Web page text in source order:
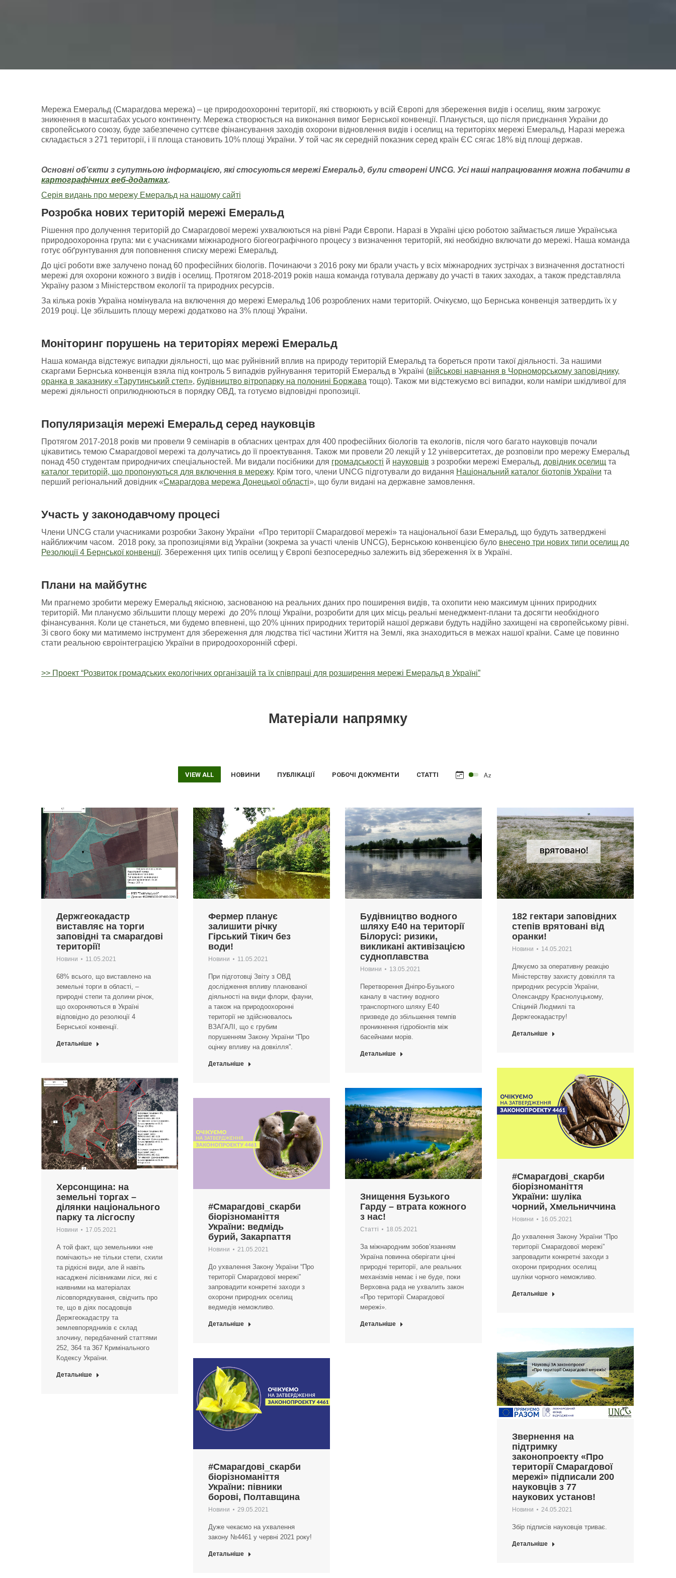
Мережа Емеральд (Смарагдова мережа) – це природоохоронні території, які створюють у всій Європі для збереження видів і оселищ, яким загрожує
зникнення в масштабах усього континенту. Мережа створюється на виконання вимог Бернської конвенції. Планується, що після приєднання України до
європейського союзу, буде забезпечено суттєве фінансування заходів охорони відновлення видів і оселищ на територіях мережі Емеральд. Наразі мережа
складається з 271 території, і її площа становить 10% площі України. У той час як середній показник серед країн ЄС сягає 18% від площі держав.
Основні об’єкти з супутньою інформацією, які стосуються мережі Емеральд, були створені UNCG. Усі наші напрацювання можна побачити в
картографічних веб-додатках.
Серія видань про мережу Емеральд на нашому сайті
Розробка нових територій мережі Емеральд
Рішення про долучення територій до Смарагдової мережі ухвалюються на рівні Ради Європи. Наразі в Україні цією роботою займається лише Українська
природоохоронна група: ми є учасниками міжнародного біогеографічного процесу з визначення територій, які необхідно включати до мережі. Наша команда
готує обґрунтування для поповнення списку мережі Емеральд.
До цієї роботи вже залучено понад 60 професійних біологів. Починаючи з 2016 року ми брали участь у всіх міжнародних зустрічах з визначення достатності
мережі для охорони кожного з видів і оселищ. Протягом 2018-2019 років наша команда готувала державу до участі в таких заходах, а також представляла
Україну разом з Міністерством екології та природних ресурсів.
За кілька років Україна номінувала на включення до мережі Емеральд 106 розроблених нами територій. Очікуємо, що Бернська конвенція затвердить їх у
2019 році. Це збільшить площу мережі додатково на 3% площі України.
Моніторинг порушень натериторіях мережі Емеральд
Наша команда відстежує випадки діяльності, що має руйнівний вплив на природу територій Емеральд та бореться проти такої діяльності. За нашими
скаргами Бернська конвенція взяла під контроль 5 випадків руйнування територій Емеральд в Україні (військові навчання в Чорноморському заповіднику,
оранка в заказнику «Тарутинський степ», будівництво вітропарку на полонині Боржава тощо). Також ми відстежуємо всі випадки, коли наміри шкідливої для
мережі діяльності оприлюднюються в порядку ОВД, та готуємо відповідні пропозиції.
Популяризація мережі Емеральд серед науковців
Протягом 2017-2018 років ми провели 9 семінарів в обласних центрах для 400 професійних біологів та екологів, після чого багато науковців почали
цікавитись темою Смарагдової мережі та долучатись до її проектування. Також ми провели 20 лекцій у 12 університетах, де розповіли про мережу Емеральд
понад 450 студентам природничих спеціальностей. Ми видали посібники для громадськості й науковців з розробки мережі Емеральд, довідник оселищ та
каталог територій, що пропонуються для включення в мережу. Крім того, члени UNCG підготували до видання Національний каталог біотопів України та
перший регіональний довідник «Смарагдова мережа Донецької області», що були видані на державне замовлення.
Участь у законодавчому процесі
Члени UNCG стали учасниками розробки Закону України «Про території Смарагдової мережі» та національної бази Емеральд, що будуть затверджені
найближчим часом. 2018 року, за пропозиціями від України (зокрема за участі членів UNCG), Бернською конвенцією було внесено три нових типи оселищ до
Резолюції 4 Бернської конвенції. Збереження цих типів оселищ у Європі безпосередньо залежить від збереження їх в Україні.
Плани на майбутнє
Ми прагнемо зробити мережу Емеральд якісною, заснованою на реальних даних про поширення видів, та охопити нею максимум цінних природних
територій. Ми плануємо збільшити площу мережі до 20% площі України, розробити для цих місць реальні менеджмент-плани та досягти необхідного
фінансування. Коли це станеться, ми будемо впевнені, що 20% цінних природних територій нашої держави будуть надійно захищені на європейському рівні.
Зі свого боку ми матимемо інструмент для збереження для людства тієї частини Життя на Землі, яка знаходиться в межах нашої країни. Саме це повинно
стати реальною євроінтеграцією України в природоохоронній сфері.
>> Проект “Розвиток громадських екологічних організацій та їх співпраці для розширення мережі Емеральд в Україні”
Матеріали напрямку
VIEW ALL НОВИНИ ПУБЛІКАЦІЇ РОБОЧІ ДОКУМЕНТИ СТАТТІ
Держгеокадастр
виставляє на торги
заповідні та смарагдові
території!
Новини 11.05.2021
68% всього, що виставлено на
земельні торги в області, –
природні степи та долини річок,
що охороняються в Україні
відповідно до резолюції 4
Бернської конвенції.
Детальніше
Фермер планує
залишити річку
Гірський Тікич без
води!
Новини 11.05.2021
При підготовці Звіту з ОВД
дослідження впливу планованої
діяльності на види флори, фауни,
а також на природоохоронні
території не здійснювалось
ВЗАГАЛІ, що є грубим
порушенням Закону України “Про
оцінку впливу на довкілля”.
Детальніше
Будівництво водного
шляху Е40 на території
Білорусі: ризики,
викликані активізацією
судноплавства
Новини 13.05.2021
Перетворення Дніпро-Бузького
каналу в частину водного
транспортного шляху Е40
призведе до збільшення темпів
проникнення гідробіонтів між
басейнами морів.
Детальніше
182 гектари заповідних
степів врятовані від
оранки!
Новини 14.05.2021
Дякуємо за оперативну реакцію
Міністерству захисту довкілля та
природних ресурсів України,
Олександру Краснолуцькому,
Спіциній Людмилі та
Держгеокадастру!
Детальніше
#Смарагдові_скарби
біорізноманіття
України: шуліка
чорний, Хмельниччина
Новини 16.05.2021
До ухвалення Закону України “Про
території Смарагдової мережі”
запровадити конкретні заходи з
охорони природних оселищ
шуліки чорного неможливо.
Детальніше
Херсонщина: на
земельні торгах –
ділянки національного
парку та лісгоспу
Новини 17.05.2021
А той факт, що земельники «не
помічають» не тільки степи, схили
та рідкісні види, але й навіть
насаджені лісівниками ліси, які є
наявними на матеріалах
лісовпорядкування, свідчить про
те, що в діях посадовців
Держгеокадастру та
землевпорядників є склад
злочину, передбачений статтями
252, 364 та 367 Кримінального
Кодексу України.
Детальніше
Знищення Бузького
Гарду – втрата кожного
з нас!
Статті 18.05.2021
За міжнародним зобов’язанням
Україна повинна оберігати цінні
природні території, але реальних
механізмів немає і не буде, поки
Верховна рада не ухвалить закон
«Про території Смарагдової
мережі».
Детальніше
#Смарагдові_скарби
біорізноманіття
України: ведмідь
бурий, Закарпаття
Новини 21.05.2021
До ухвалення Закону України “Про
території Смарагдової мережі”
запровадити конкретні заходи з
охорони природних оселищ
ведмедів неможливо.
Детальніше
Звернення на
підтримку
законопроекту «Про
території Смарагдової
мережі» підписали 200
науковців з 77
наукових установ!
Новини 24.05.2021
Збір підписів науковців триває.
Детальніше
#Смарагдові_скарби
біорізноманіття
України: півники
борові, Полтавщина
Новини 29.05.2021
Дуже чекаємо на ухвалення
закону №4461 у червні 2021 року!
Детальніше